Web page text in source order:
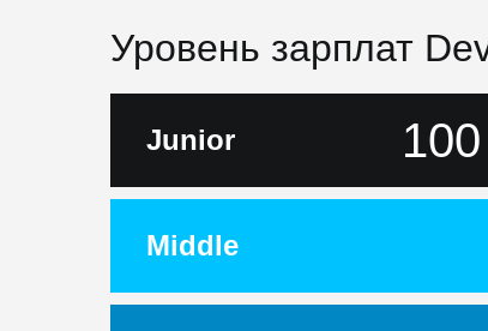
Middle
Junior
Уровень зарплат